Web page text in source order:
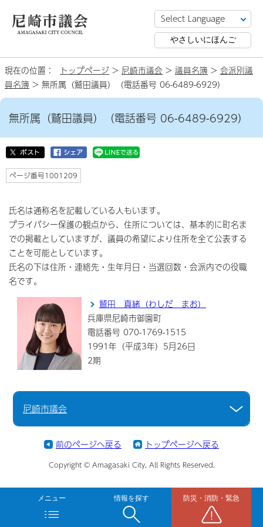
やさしいにほんご
現在の位置： トップページ > 尼崎市議会 > 議員名簿 > 会派別議
員名簿 > 無所属（鷲田議員）（電話番号 06-6489-6929）
無所属（鷲田議員）（電話番号 06-6489-6929）
ページ番号1001209
氏名は通称名を記載している人もいます。
プライバシー保護の観点から、住所については、基本的に町名ま
での掲載としていますが、議員の希望により住所を全て公表する
ことを可能としています。
氏名の下は住所・連絡先・生年月日・当選回数・会派内での役職
名です。
鷲田 真緒（わしだ まお）
兵庫県尼崎市御園町
電話番号 070-1769-1515
1991年（平成3年）5月26日
2期
尼崎市議会
前のページへ戻る トップページへ戻る
メニュー 情報を探す 防災・消防・緊急
Copyright © Amagasaki City, All Rights Reserved.